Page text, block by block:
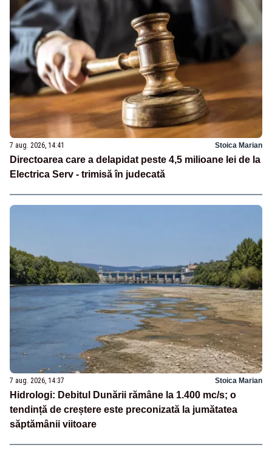
7 aug. 2026, 14:41 Stoica Marian
Directoarea care a delapidat peste 4,5 milioane lei de la
Electrica Serv - trimisă în judecată
7 aug. 2026, 14:37 Stoica Marian
Hidrologi: Debitul Dunării rămâne la 1.400 mc/s; o
tendință de creștere este preconizată la jumătatea
săptămânii viitoare